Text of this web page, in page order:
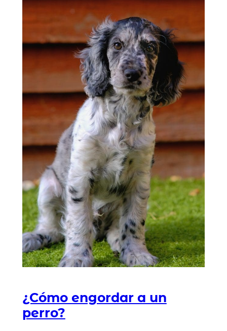
¿Cómo engordar a un
perro?